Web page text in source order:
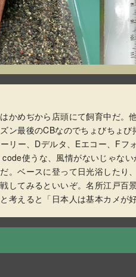
かめぢから店頭にて飼育中だ
ン最後のCBなのでちょびちょ
リー、Dデルタ、Eエコー、F
使うな、風情がないじゃな
。ベースに登って日光浴した
してみるといいぞ。名所江戸
考えると「日本人は基本カメが